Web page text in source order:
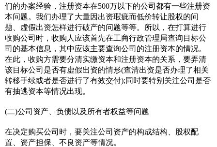
们的办案经验，注册资本在500万以下的公司都有一些注册资
本问题。我们办理了大量因出资瑕疵而低价转让股权的问
题、虚假出资怎样进行破产的问题等等。所以，在打算进行
收购公司时，收购人应该首先在工商行政管理局查询目标公
司的基本信息，其中应该主要查询公司的注册资本的情况。
在此，收购方需要分清实缴资本和注册资本的关系，要弄清
该目标公司是否有虚假出资的情形(查清出资是否办理了相关
转移手续或者是否进行了有效交付);同时要特别关注公司是否
有抽逃资本等情况出现。
(二)公司资产、负债以及所有者权益等问题
在决定购买公司时，要关注公司资产的构成结构、股权配
置、资产担保、不良资产等情况。